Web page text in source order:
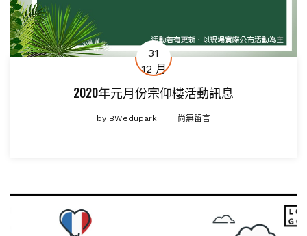
31
12 月
2020年元月份宗仰樓活動訊息
by BWedupark 尚無留言